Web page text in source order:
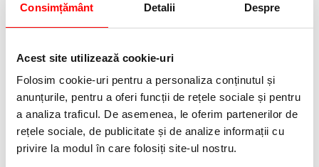
Consimțământ Detalii Despre
Acest site utilizează cookie-uri
Folosim cookie-uri pentru a personaliza conținutul și
anunțurile, pentru a oferi funcții de rețele sociale și pentru
a analiza traficul. De asemenea, le oferim partenerilor de
rețele sociale, de publicitate și de analize informații cu
privire la modul în care folosiți site-ul nostru.
Informatii livrare
Telefon:
0372 552 601